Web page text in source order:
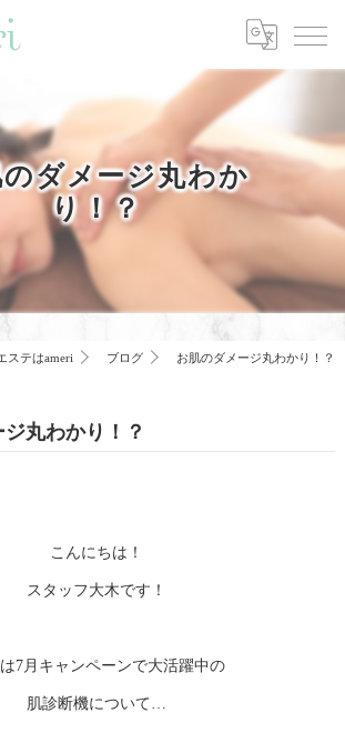
ダメージ丸わか
り！？
ステはameri ブログ お肌のダメージ丸わかり！？
丸わかり！？
こんにちは！
スタッフ大木です！
7月キャンペーンで大活躍中の
肌診断機について…